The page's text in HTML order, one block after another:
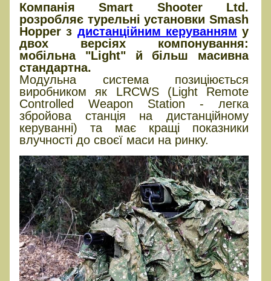
Компанія Smart Shooter Ltd.
розробляє турельні установки Smash
Hopper з дистанційним керуванням у
двох версіях компонування:
мобільна "Light" й більш масивна
стандартна.
Модульна система позиціюється
виробником як LRCWS (Light Remote
Controlled Weapon Station - легка
збройова станція на дистанційному
керуванні) та має кращі показники
влучності до своєї маси на ринку.